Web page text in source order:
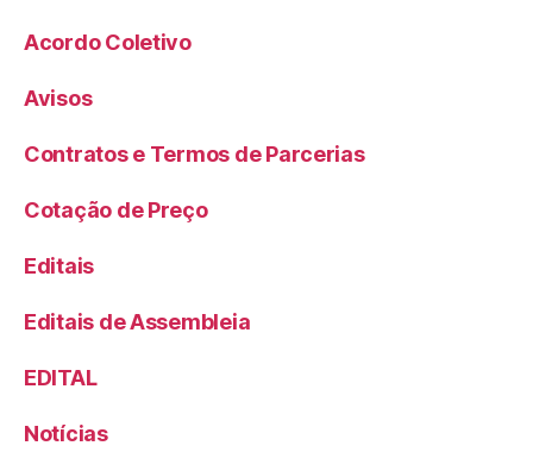
Acordo Coletivo
Avisos
Contratos e Termos de Parcerias
Cotação de Preço
Editais
Editais de Assembleia
EDITAL
Notícias